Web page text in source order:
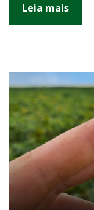
Leia mais